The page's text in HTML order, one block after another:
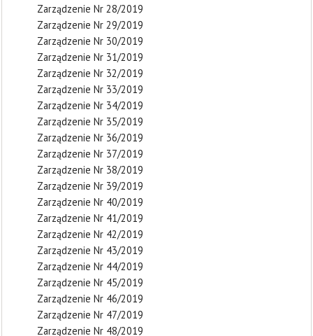
Zarządzenie Nr 28/2019
Zarządzenie Nr 29/2019
Zarządzenie Nr 30/2019
Zarządzenie Nr 31/2019
Zarządzenie Nr 32/2019
Zarządzenie Nr 33/2019
Zarządzenie Nr 34/2019
Zarządzenie Nr 35/2019
Zarządzenie Nr 36/2019
Zarządzenie Nr 37/2019
Zarządzenie Nr 38/2019
Zarządzenie Nr 39/2019
Zarządzenie Nr 40/2019
Zarządzenie Nr 41/2019
Zarządzenie Nr 42/2019
Zarządzenie Nr 43/2019
Zarządzenie Nr 44/2019
Zarządzenie Nr 45/2019
Zarządzenie Nr 46/2019
Zarządzenie Nr 47/2019
Zarządzenie Nr 48/2019